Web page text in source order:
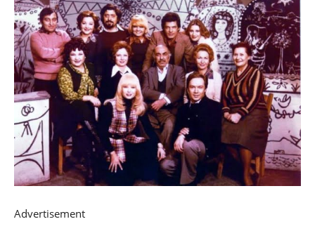
Advertisement